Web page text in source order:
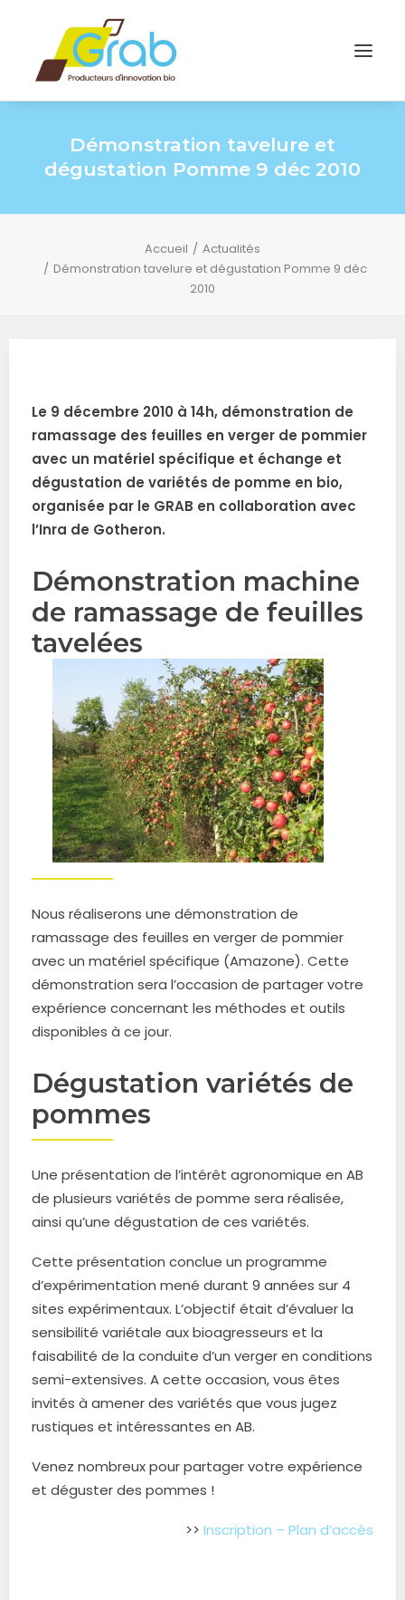
Démonstration tavelure et
dégustation Pomme 9 déc 2010
Accueil
Actualités
Démonstration tavelure et dégustation Pomme 9 déc
2010
Le 9 décembre 2010 à 14h, démonstration de
ramassage des feuilles en verger de pommier
avec un matériel spécifique et échange et
dégustation de variétés de pomme en bio,
organisée par le GRAB en collaboration avec
l’Inra de Gotheron.
Démonstration machine
de ramassage de feuilles
tavelées
Nous réaliserons une démonstration de
ramassage des feuilles en verger de pommier
avec un matériel spécifique (Amazone). Cette
démonstration sera l’occasion de partager votre
expérience concernant les méthodes et outils
disponibles à ce jour.
Dégustation variétés de
pommes
Une présentation de l’intérêt agronomique en AB
de plusieurs variétés de pomme sera réalisée,
ainsi qu’une dégustation de ces variétés.
Cette présentation conclue un programme
d’expérimentation mené durant 9 années sur 4
sites expérimentaux. L’objectif était d’évaluer la
sensibilité variétale aux bioagresseurs et la
faisabilité de la conduite d’un verger en conditions
semi-extensives. A cette occasion, vous êtes
invités à amener des variétés que vous jugez
rustiques et intéressantes en AB.
Venez nombreux pour partager votre expérience
et déguster des pommes !
>> Inscription – Plan d’accès